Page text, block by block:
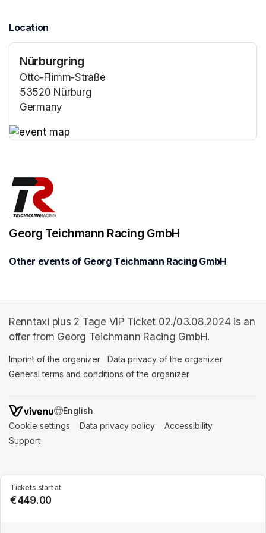
Location
Nürburgring
Otto-Flimm-Straße
53520 Nürburg
Germany
Tickets start at
€449.00
Georg Teichmann Racing GmbH
Other events of Georg Teichmann Racing GmbH
Renntaxi plus 2 Tage VIP Ticket 02./03.08.2024 is an
offer from Georg Teichmann Racing GmbH.
Imprint of the organizer (opens in a new tab)
Data privacy of the organizer
General terms and conditions of the organizer
SWITCH LANGUAGE
Cookie settings (opens in a new tab)
Data privacy policy (opens in a new tab)
Accessibility
Support